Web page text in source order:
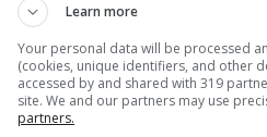
La seconda clip porta lo
completamente
incorniciato dal freddo e
è l’atteggiamento. Ed è
Learn more
Your personal data will be processed
(cookies, unique identifiers, and other
accessed by and shared with 319
site. We and our partners may use
partners.